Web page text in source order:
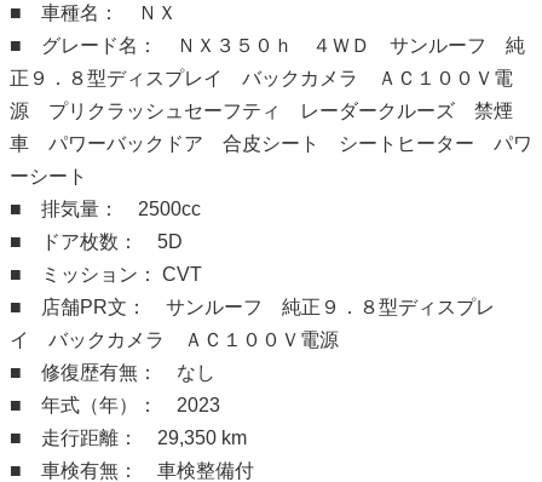
■ 車種名： ＮＸ
■ グレード名： ＮＸ３５０ｈ ４ＷＤ サンルーフ 純
正９．８型ディスプレイ バックカメラ ＡＣ１００Ｖ電
源 プリクラッシュセーフティ レーダークルーズ 禁煙
車 パワーバックドア 合皮シート シートヒーター パワ
ーシート
■ 排気量： 2500cc
■ ドア枚数： 5D
■ ミッション： CVT
■ 店舗PR文： サンルーフ 純正９．８型ディスプレ
イ バックカメラ ＡＣ１００Ｖ電源
■ 修復歴有無： なし
■ 年式（年）： 2023
■ 走行距離： 29,350 km
■ 車検有無： 車検整備付